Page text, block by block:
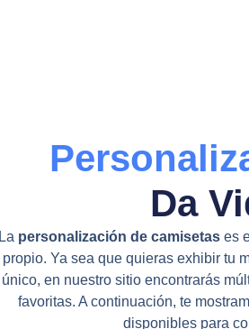
Da
La personalización de camisetas es
propio. Ya sea que quieras exhibir tu
único, en nuestro sitio encontrarás
favoritas. A continuación, te
disponibles para